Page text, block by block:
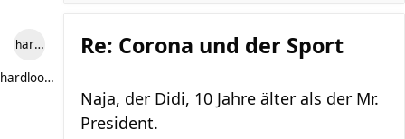
hardlooper
hardlooper
Re: Corona und der Sport
Naja, der Didi, 10 Jahre älter als der Mr.
President.